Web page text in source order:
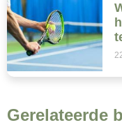
Gerelateerde